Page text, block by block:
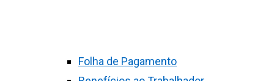
Folha de Pagamento